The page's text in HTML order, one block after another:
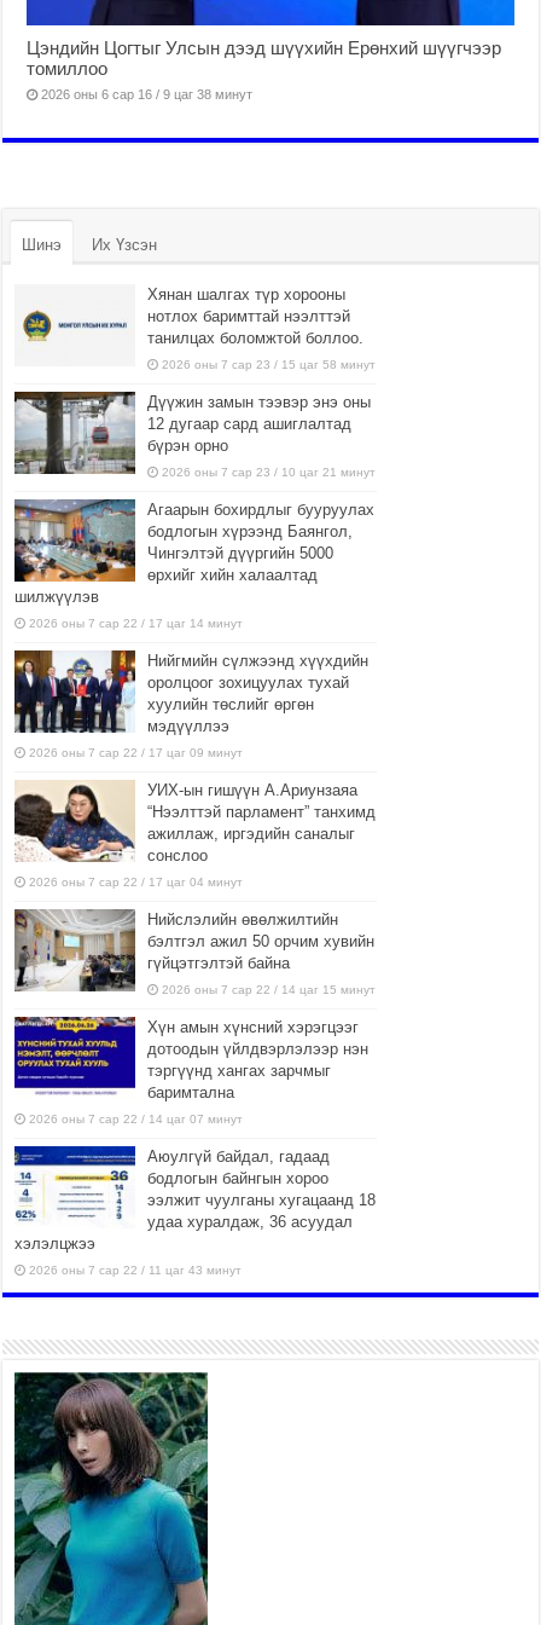
Цэндийн Цогтыг Улсын дээд шүүхийн Ерөнхий шүүгчээр
томиллоо
2026 оны 6 сар 16 / 9 цаг 38 минут
Шинэ Их Үзсэн
Хянан шалгах түр хорооны
нотлох баримттай нээлттэй
танилцах боломжтой боллоо.
2026 оны 7 сар 23 / 15 цаг 58 минут
Дүүжин замын тээвэр энэ оны
12 дугаар сард ашиглалтад
бүрэн орно
2026 оны 7 сар 23 / 10 цаг 21 минут
Агаарын бохирдлыг бууруулах
бодлогын хүрээнд Баянгол,
Чингэлтэй дүүргийн 5000
өрхийг хийн халаалтад
шилжүүлэв
2026 оны 7 сар 22 / 17 цаг 14 минут
Нийгмийн сүлжээнд хүүхдийн
оролцоог зохицуулах тухай
хуулийн төслийг өргөн
мэдүүллээ
2026 оны 7 сар 22 / 17 цаг 09 минут
УИХ-ын гишүүн А.Ариунзаяа
“Нээлттэй парламент” танхимд
ажиллаж, иргэдийн саналыг
сонслоо
2026 оны 7 сар 22 / 17 цаг 04 минут
Нийслэлийн өвөлжилтийн
бэлтгэл ажил 50 орчим хувийн
гүйцэтгэлтэй байна
2026 оны 7 сар 22 / 14 цаг 15 минут
Хүн амын хүнсний хэрэгцээг
дотоодын үйлдвэрлэлээр нэн
тэргүүнд хангах зарчмыг
баримтална
2026 оны 7 сар 22 / 14 цаг 07 минут
Аюулгүй байдал, гадаад
бодлогын байнгын хороо
ээлжит чуулганы хугацаанд 18
удаа хуралдаж, 36 асуудал
хэлэлцжээ
2026 оны 7 сар 22 / 11 цаг 43 минут
боломжтой-Хүүхэд хөгжүүлэх
төв” байгуулах төсөлд төр,
хувийн хэвшлийн түншлэлийн хүрээнд хамтран
ажиллахыг урьж байна
2026 оны 7 сар 22 / 9 цаг 28 минут
Б.Пүрэвдагва: “Урт цагаан”-ыг
залуучууд чөлөөт цагаа
өнгөрүүлдэг, жуулчид зорьж
ирдэг цэг болгоно
2026 оны 7 сар 21 / 16 цаг 47 минут
Тусгай замын автобус /BRT/ төслийн удирдах